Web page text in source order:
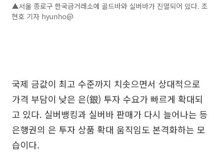
▲서울 종로구 한국금거래소에 골드바와 실버바가 진열되어 있다. 조
현호 기자 hyunho@
국제 금값이 최고 수준까지 치솟으면서 상대적으로
가격 부담이 낮은 은(銀) 투자 수요가 빠르게 확대되
고 있다. 실버뱅킹과 실버바 판매가 다시 늘어나는 등
은행권의 은 투자 상품 확대 움직임도 본격화하는 모
습이다.